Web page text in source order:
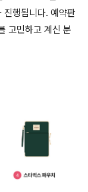
행됩니다. 예약판
고민하고 계신 분